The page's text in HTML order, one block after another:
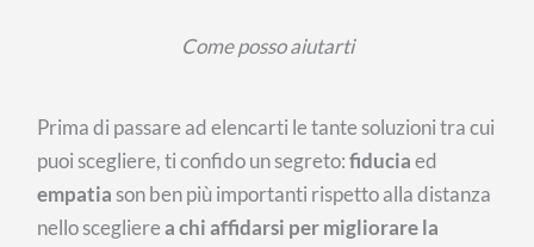
Come posso aiutarti
Prima di passare ad elencarti le tante soluzioni tra cui
puoi scegliere, ti confido un segreto:fiduciaed
empatiason ben più importanti rispetto alla distanza
nello sceglierea chi affidarsi per migliorare la